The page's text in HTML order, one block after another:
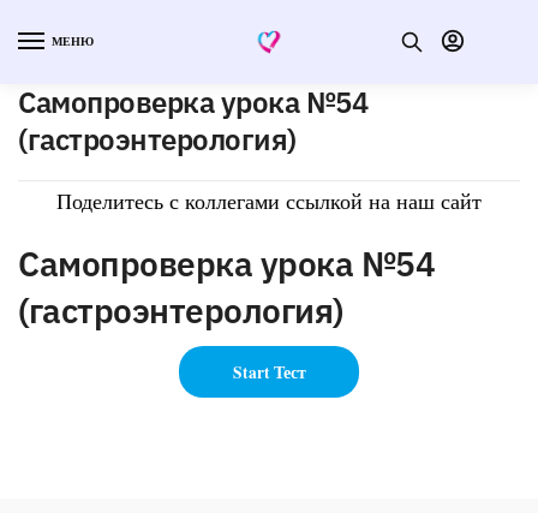
МЕНЮ
Самопроверка урока №54
(гастроэнтерология)
Поделитесь с коллегами ссылкой на наш сайт
Самопроверка урока №54
(гастроэнтерология)